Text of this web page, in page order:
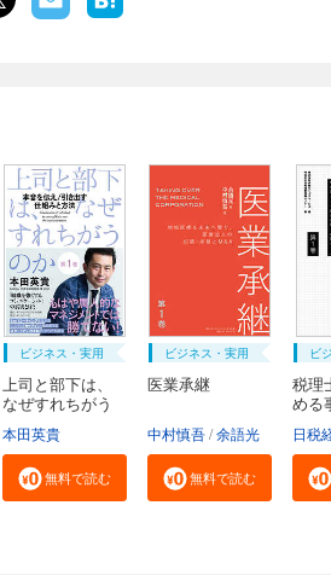
ビジネス・実用
上司と部下は、
なぜすれちがう
本田英貴
無料で読む
ビジネス・実用
医業承継
中村慎吾 余語光
無料で読む
ビ
税理
める